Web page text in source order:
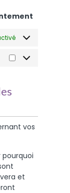
vos
pourquoi
et